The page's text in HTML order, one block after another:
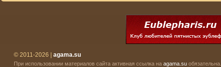
© 2011-2026 | agama.su
При использовании материалов сайта активная ссылка на agama.su обязательна.